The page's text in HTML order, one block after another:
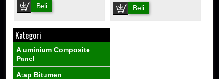
Beli Beli
Kategori
Aluminium Composite
Panel
Atap Bitumen